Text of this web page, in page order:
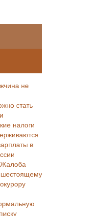
не
стать
налоги
в